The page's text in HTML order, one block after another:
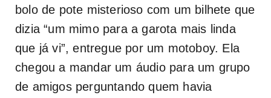
bolo de pote misterioso com um bilhete que
dizia “um mimo para a garota mais linda
que já vi”, entregue por um motoboy. Ela
chegou a mandar um áudio para um grupo
de amigos perguntando quem havia